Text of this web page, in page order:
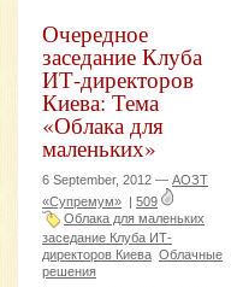
Очередное
заседание Клуба
ИТ-директоров
Киева: Тема
«Облака для
маленьких»
6 September, 2012 — АОЗТ
«Супремум» | 509
Облака для маленьких
заседание Клуба ИТ-
директоров Киева Облачные
решения